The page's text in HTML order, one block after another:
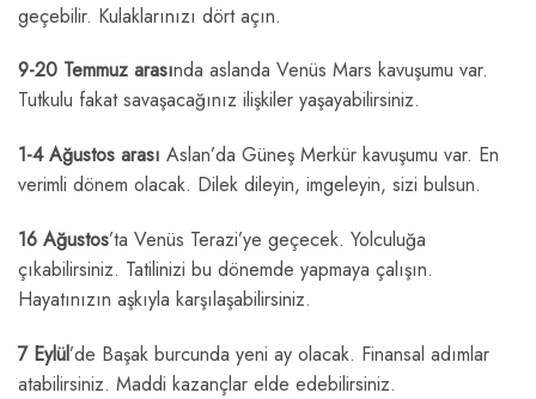
geçebilir. Kulaklarınızı dört açın.
9-20 Temmuz arasında aslanda Venüs Mars kavuşumu var.
Tutkulu fakat savaşacağınız ilişkiler yaşayabilirsiniz.
1-4 Ağustos arası Aslan’da Güneş Merkür kavuşumu var. En
verimli dönem olacak. Dilek dileyin, imgeleyin, sizi bulsun.
16 Ağustos’ta Venüs Terazi’ye geçecek. Yolculuğa
çıkabilirsiniz. Tatilinizi bu dönemde yapmaya çalışın.
Hayatınızın aşkıyla karşılaşabilirsiniz.
7 Eylül’de Başak burcunda yeni ay olacak. Finansal adımlar
atabilirsiniz. Maddi kazançlar elde edebilirsiniz.